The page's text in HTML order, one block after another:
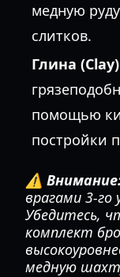
медную
слитков.
Глина
помощью
постройки
⚠️
врагами 3-
Убедитесь,
комплект
медную